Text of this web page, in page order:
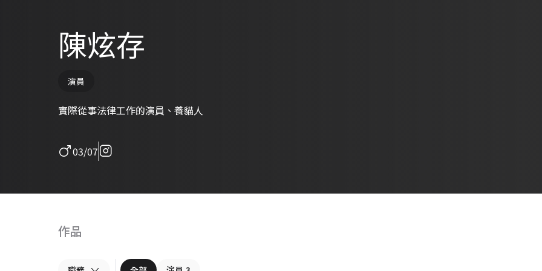
陳炫存
演員
實際從事法律工作的演員、養貓人
03/07
作品